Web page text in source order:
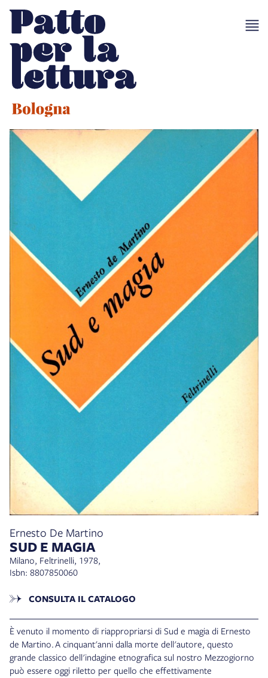
Ernesto De Martino
SUD E MAGIA
Milano, Feltrinelli, 1978,
Isbn: 8807850060
CONSULTA IL CATALOGO
È venuto il momento di riappropriarsi di Sud e magia di Ernesto
de Martino.A cinquant'anni dalla morte dell'autore, questo
grande classico dell'indagine etnografica sul nostro Mezzogiorno
può essere oggi riletto per quello che effettivamente